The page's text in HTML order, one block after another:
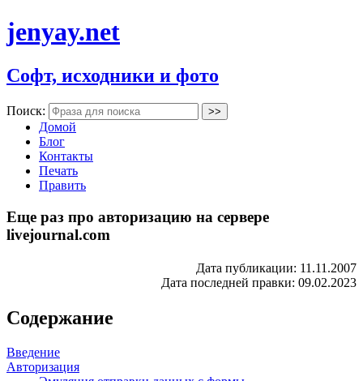
jenyay.net
Софт, исходники и фото
Поиск:
Домой
Блог
Контакты
Печать
Править
Еще раз про авторизацию на сервере
livejournal.com
Дата публикации: 11.11.2007
Дата последней правки: 09.02.2023
Содержание
Введение
Авторизация